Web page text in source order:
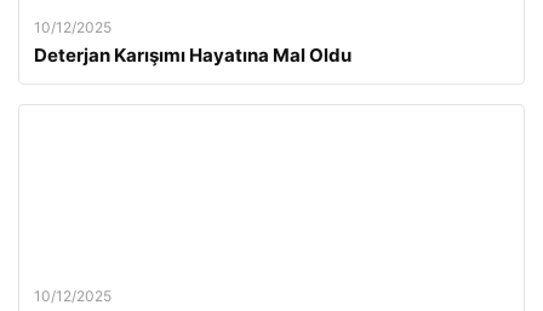
10/12/2025
Deterjan Karışımı Hayatına Mal Oldu
10/12/2025